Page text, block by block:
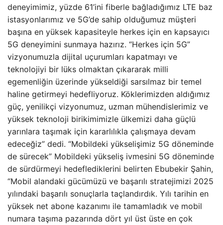
deneyimimiz, yüzde 61’ini fiberle bağladığımız LTE baz
istasyonlarımız ve 5G’de sahip olduğumuz müşteri
başına en yüksek kapasiteyle herkes için en kapsayıcı
5G deneyimini sunmaya hazırız. “Herkes için 5G”
vizyonumuzla dijital uçurumları kapatmayı ve
teknolojiyi bir lüks olmaktan çıkararak milli
egemenliğin üzerinde yükseldiği sarsılmaz bir temel
haline getirmeyi hedefliyoruz. Köklerimizden aldığımız
güç, yenilikçi vizyonumuz, uzman mühendislerimiz ve
yüksek teknoloji birikimimizle ülkemizi daha güçlü
yarınlara taşımak için kararlılıkla çalışmaya devam
edeceğiz” dedi. “Mobildeki yükselişimiz 5G döneminde
de sürecek” Mobildeki yükseliş ivmesini 5G döneminde
de sürdürmeyi hedeflediklerini belirten Ebubekir Şahin,
“Mobil alandaki gücümüzü ve başarılı stratejimizi 2025
yılındaki başarılı sonuçlarla taçlandırdık. Yılı tarihin en
yüksek net abone kazanımı ile tamamladık ve mobil
numara taşıma pazarında dört yıl üst üste en çok